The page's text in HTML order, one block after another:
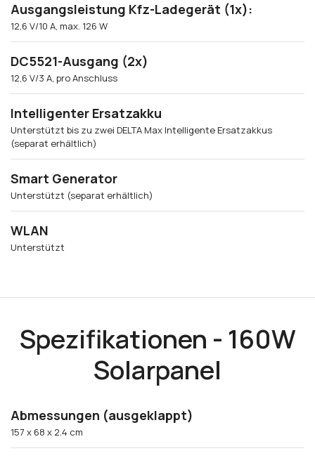
Ausgangsleistung Kfz-Ladegerät (1x):
12,6 V/10 A, max. 126 W
DC5521-Ausgang (2x)
12,6 V/3 A, pro Anschluss
Intelligenter Ersatzakku
Unterstützt bis zu zwei DELTA Max Intelligente Ersatzakkus
(separat erhältlich)
Smart Generator
Unterstützt (separat erhältlich)
WLAN
Unterstützt
Spezifikationen - 160W
Solarpanel
Abmessungen (ausgeklappt)
157 x 68 x 2.4 cm